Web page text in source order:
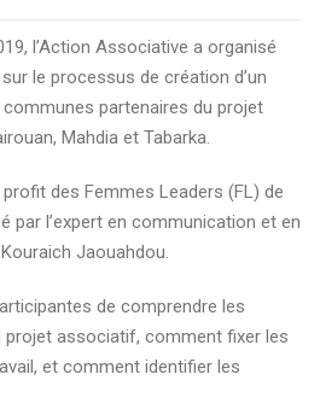
l’Action Associative a organisé
le processus de création d’un
partenaires du projet
Mahdia et Tabarka.
des Femmes Leaders (FL) de
par l’expert en communication et en
Jaouahdou.
de comprendre les
projet associatif, comment fixer les
et comment identifier les